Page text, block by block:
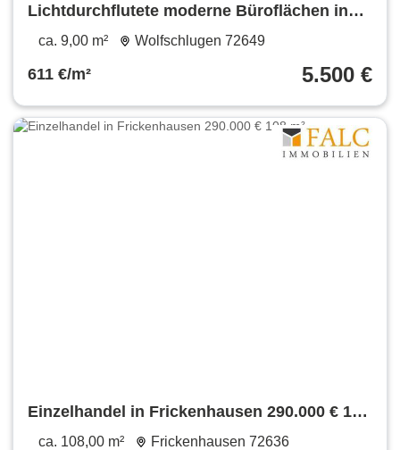
Lichtdurchflutete moderne Büroflächen in
exponierter werbewirksamer Lage
ca. 9,00 m² Wolfschlugen 72649
611 €/m² 5.500 €
Einzelhandel in Frickenhausen 290.000 € 108
m²
ca. 108,00 m² Frickenhausen 72636